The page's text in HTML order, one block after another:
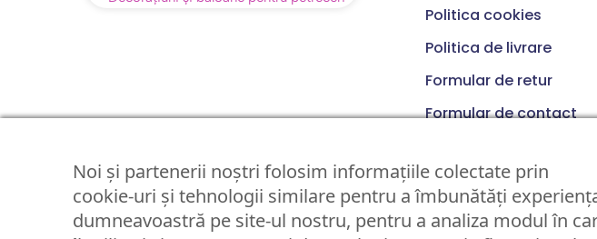
Politica cookies
Politica de livrare
Formular de retur
Formular de contact
Noi și partenerii noștri folosim informațiile colectate prin
cookie-uri și tehnologii similare pentru a îmbunătăți
dumneavoastră pe site-ul nostru, pentru a analiza modul în